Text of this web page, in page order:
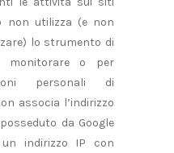
non utilizza (e non
lo strumento di
monitorare o per
personali di
associa l’indirizzo
da Google
indirizzo IP con